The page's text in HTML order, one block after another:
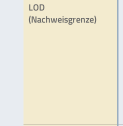
LOD
(Nachweisgrenze)